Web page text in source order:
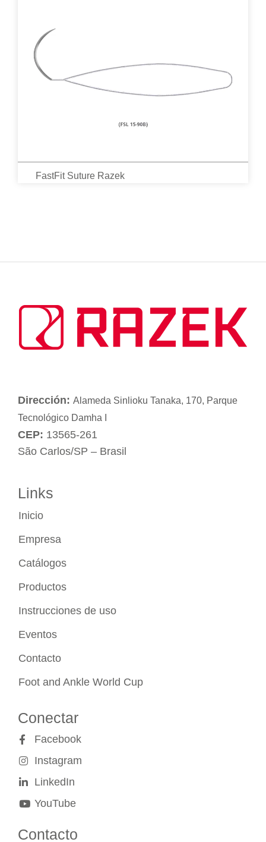
FastFit Suture Razek
Dirección: Alameda Sinlioku Tanaka, 170, Parque
Tecnológico Damha I
CEP: 13565-261
São Carlos/SP – Brasil
Links
Inicio
Empresa
Catálogos
Productos
Instrucciones de uso
Eventos
Contacto
Foot and Ankle World Cup
Conectar
Facebook
Instagram
LinkedIn
YouTube
Contacto